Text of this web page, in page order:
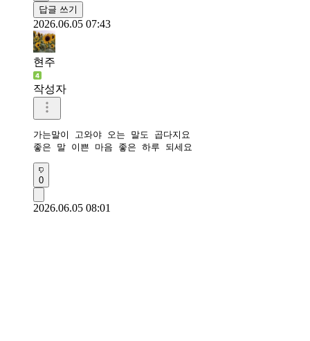
답글 쓰기
2026.06.05 07:43
현주
작성자
가는말이 고와야 오는 말도 곱다지요
좋은 말 이쁜 마음 좋은 하루 되세요
0
2026.06.05 08:01